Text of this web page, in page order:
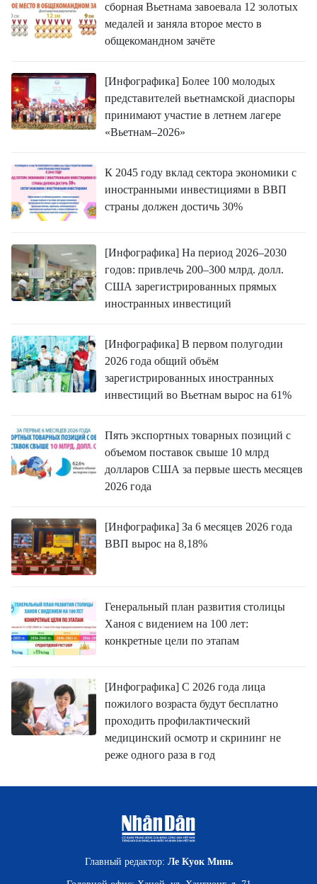
сборная Вьетнама завоевала 12 золотых
медалей и заняла второе место в
общекомандном зачёте
[Инфографика] Более 100 молодых
представителей вьетнамской диаспоры
принимают участие в летнем лагере
«Вьетнам–2026»
К 2045 году вклад сектора экономики с
иностранными инвестициями в ВВП
страны должен достичь 30%
[Инфографика] На период 2026–2030
годов: привлечь 200–300 млрд. долл.
США зарегистрированных прямых
иностранных инвестиций
[Инфографика] В первом полугодии
2026 года общий объём
зарегистрированных иностранных
инвестиций во Вьетнам вырос на 61%
Пять экспортных товарных позиций с
объемом поставок свыше 10 млрд
долларов США за первые шесть месяцев
2026 года
[Инфографика] За 6 месяцев 2026 года
ВВП вырос на 8,18%
Генеральный план развития столицы
Ханоя с видением на 100 лет:
конкретные цели по этапам
[Инфографика] С 2026 года лица
пожилого возраста будут бесплатно
проходить профилактический
медицинский осмотр и скрининг не
реже одного раза в год
Главный редактор: Ле Куок Минь